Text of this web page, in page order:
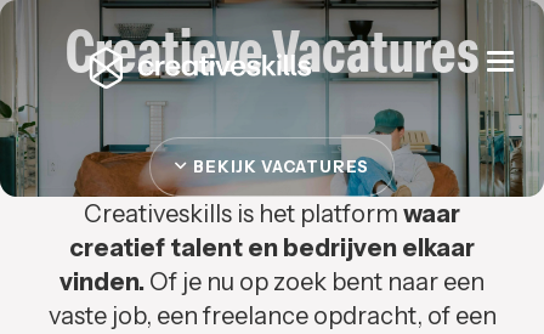
Creatieve Vacatures
BEKIJK VACATURES
Creativeskills is het platform waar
creatief talent en bedrijven elkaar
vinden. Of je nu op zoek bent naar een
vaste job, een freelance opdracht, of een